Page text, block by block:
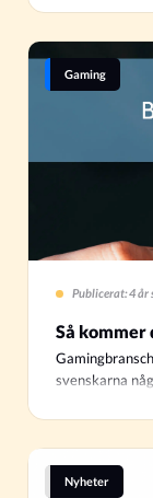
Gaming
Publicerat: 4 år
Så kommer
svenskarna
Nyheter